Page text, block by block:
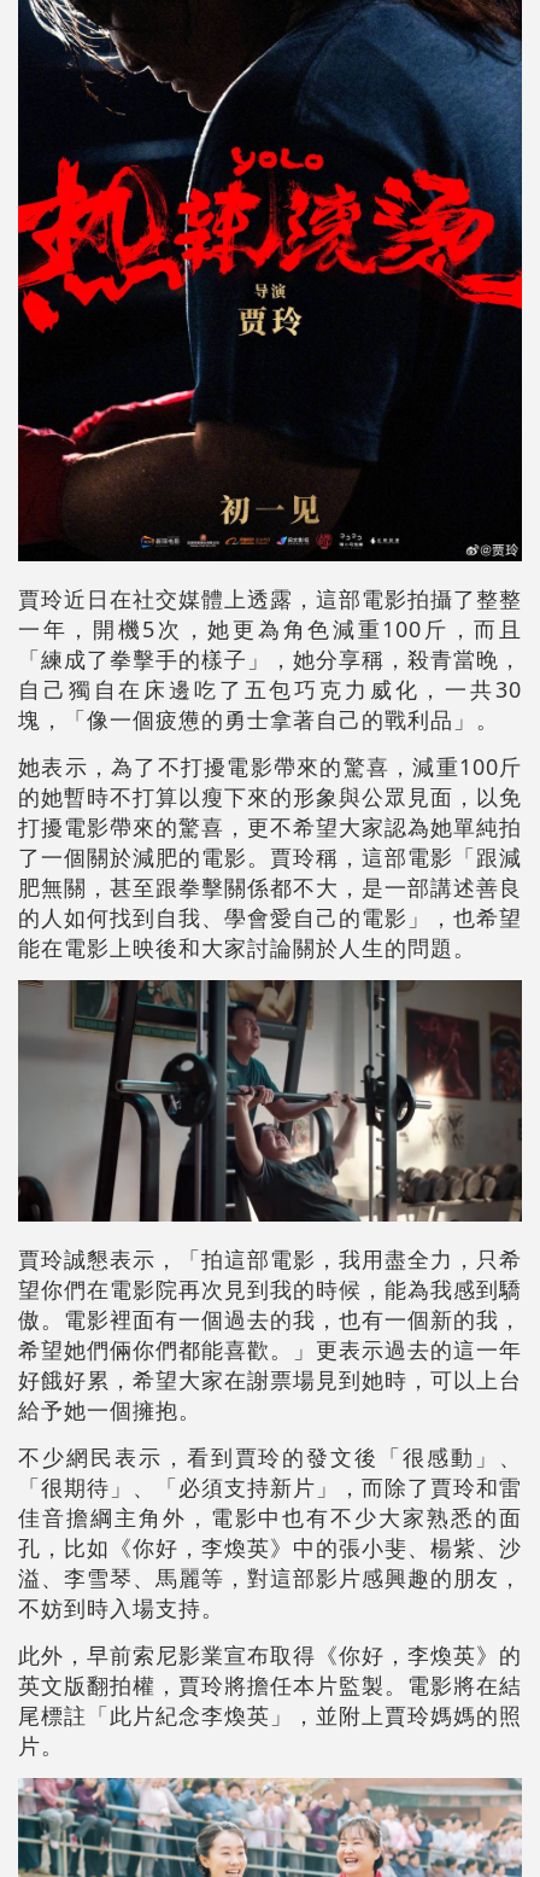
賈玲近日在社交媒體上透露，這部電影拍攝了整整
一年，開機5次，她更為角色減重100斤，而且
「練成了拳擊手的樣子」，她分享稱，殺青當晚，
自己獨自在床邊吃了五包巧克力威化，一共30
塊，「像一個疲憊的勇士拿著自己的戰利品」。
她表示，為了不打擾電影帶來的驚喜，減重100斤
的她暫時不打算以瘦下來的形象與公眾見面，以免
打擾電影帶來的驚喜，更不希望大家認為她單純拍
了一個關於減肥的電影。賈玲稱，這部電影「跟減
肥無關，甚至跟拳擊關係都不大，是一部講述善良
的人如何找到自我、學會愛自己的電影」，也希望
能在電影上映後和大家討論關於人生的問題。
賈玲誠懇表示，「拍這部電影，我用盡全力，只希
望你們在電影院再次見到我的時候，能為我感到驕
傲。電影裡面有一個過去的我，也有一個新的我，
希望她們倆你們都能喜歡。」更表示過去的這一年
好餓好累，希望大家在謝票場見到她時，可以上台
給予她一個擁抱。
不少網民表示，看到賈玲的發文後「很感動」、
「很期待」、「必須支持新片」，而除了賈玲和雷
佳音擔綱主角外，電影中也有不少大家熟悉的面
孔，比如《你好，李煥英》中的張小斐、楊紫、沙
溢、李雪琴、馬麗等，對這部影片感興趣的朋友，
不妨到時入場支持。
此外，早前索尼影業宣布取得《你好，李煥英》的
英文版翻拍權，賈玲將擔任本片監製。電影將在結
尾標註「此片紀念李煥英」，並附上賈玲媽媽的照
片。